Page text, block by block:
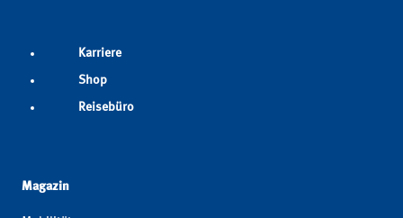
Karriere
Shop
Reisebüro
Magazin